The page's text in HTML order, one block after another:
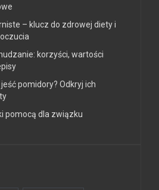
– klucz do zdrowej diety i
korzyści, wartości
pomidory? Odkryj ich
pomocą dla związku